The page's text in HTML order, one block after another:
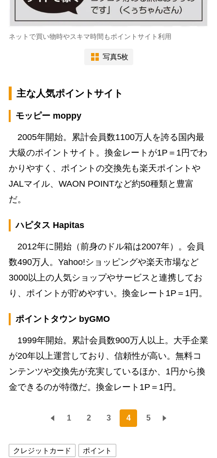
ネットで買い物時やスキマ時間もポイントサイト利用
写真5枚
主な人気ポイントサイト
モッピー moppy
2005年開始。累計会員数1100万人を誇る国内最
大級のポイントサイト。換金レートが1P＝1円でわ
かりやすく、ポイントの交換先も楽天ポイントや
JALマイル、WAON POINTなど約50種類と豊富
だ。
ハピタス Hapitas
2012年に開始（前身のドル箱は2007年）。会員
数490万人。Yahoo!ショッピングや楽天市場など
3000以上の人気ショップやサービスと連携してお
り、ポイントが貯めやすい。換金レート1P＝1円。
ポイントタウン byGMO
1999年開始。累計会員数900万人以上。大手企業
が20年以上運営しており、信頼性が高い。無料コ
ンテンツや交換先が充実しているほか、1円から換
金できるのが特徴だ。換金レート1P＝1円。
1 2 3 4 5
クレジットカード ポイント